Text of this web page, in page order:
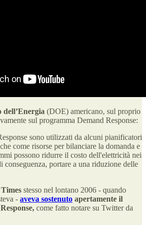
(DOE) americano, sul proprio
sul programma Demand Response:
sono utilizzati da alcuni pianificatori
come risorse per bilanciare la domanda e
possono ridurre il costo dell'elettricità nei
conseguenza, portare a una riduzione delle
stesso nel lontano 2006 - quando
- aveva sostenuto apertamente il
come fatto notare su Twitter da